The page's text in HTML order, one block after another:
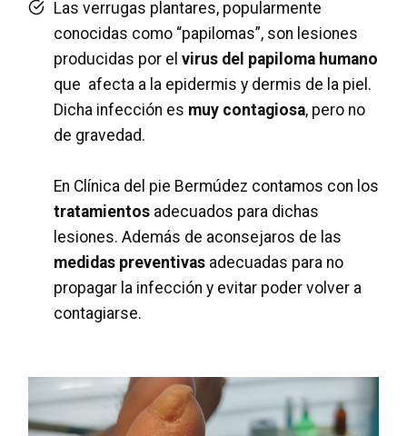
Las verrugas plantares, popularmente
conocidas como “papilomas”, son lesiones
producidas por el virus del papiloma humano
que afecta a la epidermis y dermis de la piel.
Dicha infección es muy contagiosa, pero no
de gravedad.
En Clínica del pie Bermúdez contamos con los
tratamientosadecuados para dichas
lesiones. Además de aconsejaros de las
medidas preventivasadecuadas para no
propagar la infección y evitar poder volver a
contagiarse.